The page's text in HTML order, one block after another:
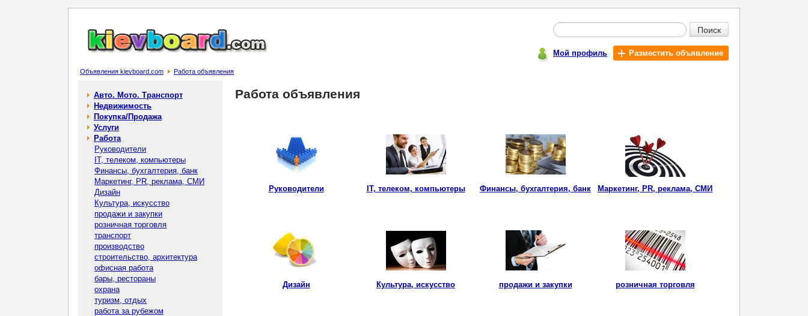
Поиск
Мой профиль Разместить объявление
Объявления kievboard.com Работа объявления
Авто. Мото. Транспорт
Недвижимость
Покупка/Продажа
Услуги
Работа
Руководители
IT, телеком, компьютеры
Финансы, бухгалтерия, банк
Маркетинг, PR, реклама, СМИ
Дизайн
Культура, искусство
продажи и закупки
розничная торговля
транспорт
производство
строительство, архитектура
офисная работа
бары, рестораны
охрана
туризм, отдых
работа за рубежом
Работа объявления
Руководители IT, телеком, компьютеры Финансы, бухгалтерия, банк Маркетинг, PR, реклама, СМИ
Дизайн Культура, искусство продажи и закупки розничная торговля